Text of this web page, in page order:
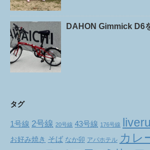
DAHON Gimmick D6
タグ
1号線 2号線 20号線 43号線 176号線
お好み焼き そば なか卯 アパホテル カレ